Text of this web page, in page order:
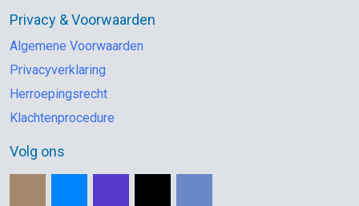
Privacy & Voorwaarden
Algemene Voorwaarden
Privacyverklaring
Herroepingsrecht
Klachtenprocedure
Volg ons